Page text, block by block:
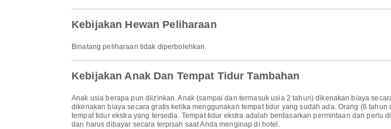
Kebijakan Hewan Peliharaan
Binatang peliharaan tidak diperbolehkan.
Kebijakan Anak Dan Tempat Tidur Tambahan
Anak usia berapa pun diizinkan. Anak (sampai dan termasuk usia 2 tahun) dikenakan biaya
dikenakan biaya secara gratis ketika menggunakan tempat tidur yang sudah ada. Orang (6
tempat tidur ekstra yang tersedia. Tempat tidur ekstra adalah berdasarkan permintaan dan
dan harus dibayar secara terpisah saat Anda menginap di hotel.